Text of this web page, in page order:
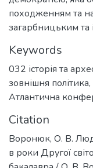
походженням та
загарбницьким та
Keywords
032 історія та
зовнішня політика,
Атлантична
Citation
Воронюк, О. В.
в роки Другої